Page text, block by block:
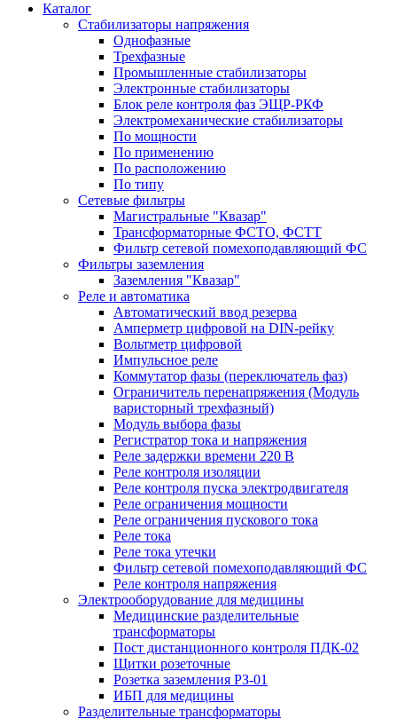
Каталог
Стабилизаторы напряжения
Однофазные
Трехфазные
Промышленные стабилизаторы
Электронные стабилизаторы
Блок реле контроля фаз ЭЩР-РКФ
Электромеханические стабилизаторы
По мощности
По применению
По расположению
По типу
Сетевые фильтры
Магистральные "Квазар"
Трансформаторные ФСТО, ФСТТ
Фильтр сетевой помехоподавляющий ФС
Фильтры заземления
Заземления "Квазар"
Реле и автоматика
Автоматический ввод резерва
Амперметр цифровой на DIN-рейку
Вольтметр цифровой
Импульсное реле
Коммутатор фазы (переключатель фаз)
Ограничитель перенапряжения (Модуль
варисторный трехфазный)
Модуль выбора фазы
Регистратор тока и напряжения
Реле задержки времени 220 В
Реле контроля изоляции
Реле контроля пуска электродвигателя
Реле ограничения мощности
Реле ограничения пускового тока
Реле тока
Реле тока утечки
Фильтр сетевой помехоподавляющий ФС
Реле контроля напряжения
Электрооборудование для медицины
Медицинские разделительные
трансформаторы
Пост дистанционного контроля ПДК-02
Щитки розеточные
Розетка заземления РЗ-01
ИБП для медицины
Разделительные трансформаторы